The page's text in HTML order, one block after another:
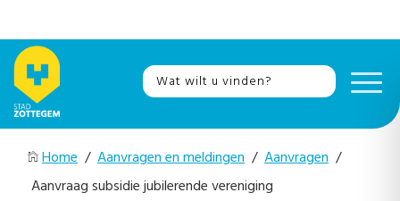
Home / Aanvragen en meldingen / Aanvragen /
Aanvraag subsidie jubilerende vereniging